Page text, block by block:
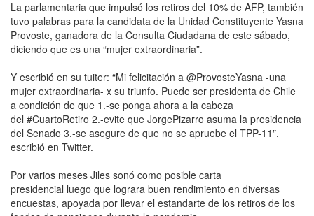
La parlamentaria que impulsó los retiros del 10% de AFP, también
tuvo palabras para la candidata de la Unidad Constituyente Yasna
Provoste, ganadora de la Consulta Ciudadana de este sábado,
diciendo que es una “mujer extraordinaria”.
Y escribió en su tuiter: “Mi felicitación a @ProvosteYasna -una
mujer extraordinaria- x su triunfo. Puede ser presidenta de Chile
a condición de que 1.-se ponga ahora a la cabeza
del #CuartoRetiro 2.-evite que JorgePizarro asuma la presidencia
del Senado 3.-se asegure de que no se apruebe el TPP-11″,
escribió en Twitter.
Por varios meses Jiles sonó como posible carta
presidencial luego que lograra buen rendimiento en diversas
encuestas, apoyada por llevar el estandarte de los retiros de los